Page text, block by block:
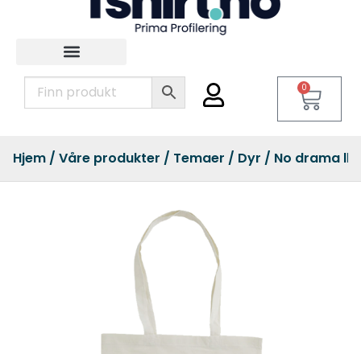
0
Hjem / Våre produkter / Temaer / Dyr / No drama